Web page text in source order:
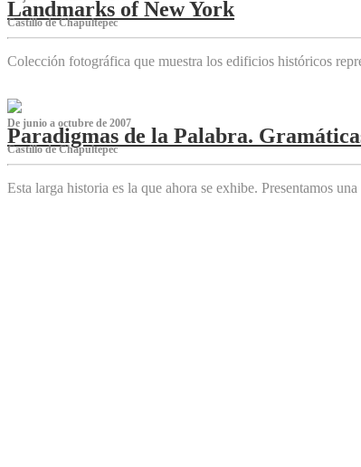
Landmarks of New York
Castillo de Chapultepec
Colección fotográfica que muestra los edificios históricos
De junio a octubre de 2007
Paradigmas de la Palabra.
Castillo de Chapultepec
Esta larga historia es la que ahora se exhibe. Presentamos